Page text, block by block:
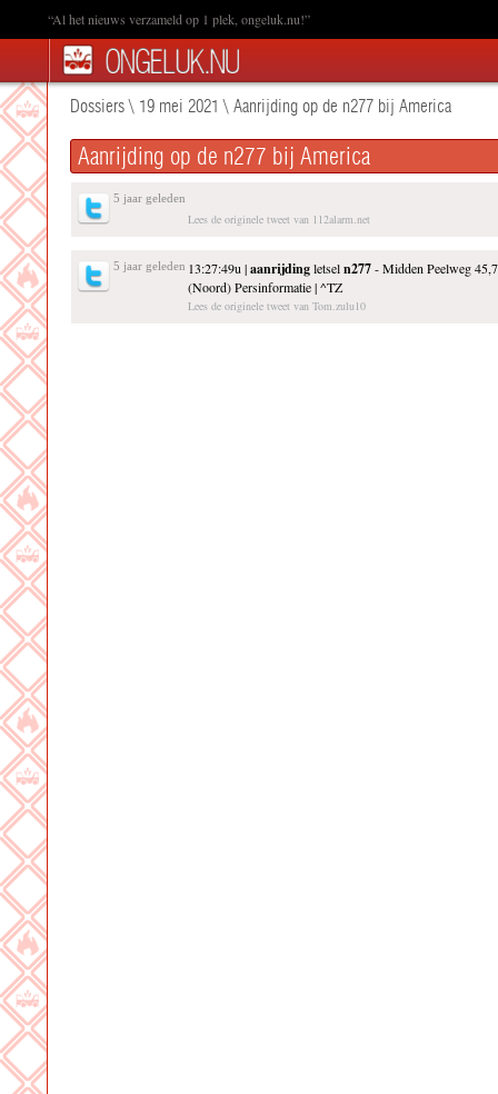
“Al het nieuws verzameld op 1 plek, ongeluk.nu!”
Dossiers\ 19 mei 2021 \ Aanrijding op de n277 bij America
Aanrijding op de n277 bij America
5 jaar geleden
Lees de originele tweet van 112alarm.net
5 jaar geleden 13:27:49u |aanrijdingletseln277- Midden Peelweg
(Noord) Persinformatie | ^TZ
Lees de originele tweet van Tom.zulu10